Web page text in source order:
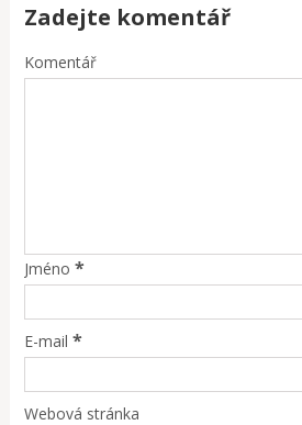
Zadejte komentář
Komentář
Jméno *
E-mail *
Webová stránka